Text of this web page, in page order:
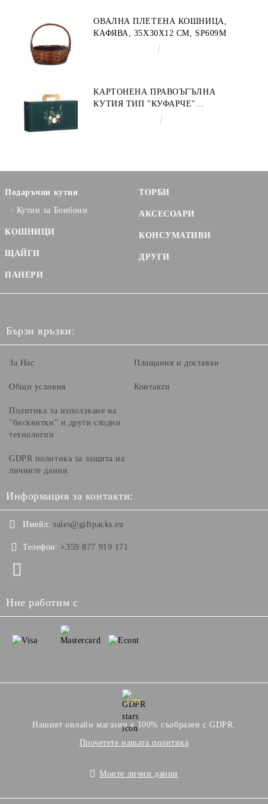
ОВАЛНА ПЛЕТЕНА КОШНИЦА,
КАФЯВА, 35X30X12 СМ, SP609M
КАРТОНЕНА ПРАВОЪГЪЛНА
КУТИЯ ТИП "КУФАРЧЕ"
ENCHANTED NATURE, ЗЕЛЕНО/
Подаръчни кутии
Кутии за Бонбони
КОШНИЦИ
ЩАЙГИ
ПАНЕРИ
ТОРБИ
АКСЕСОАРИ
КОНСУМАТИВИ
ДРУГИ
Бързи връзки:
За Нас
Общи условия
Политика за използване на
"бисквитки" и други сходни
технологии
GDPR политика за защита на
личните данни
Плащания и доставки
Контакти
Информация за контакти:
Имейл: sales@giftpacks.eu
Телефон: +359 877 919 171
Ние работим с
GDPR
Нашият онлайн магазин е 100% съобразен с GDPR.
Прочетете нашата политика
Моите лични данни